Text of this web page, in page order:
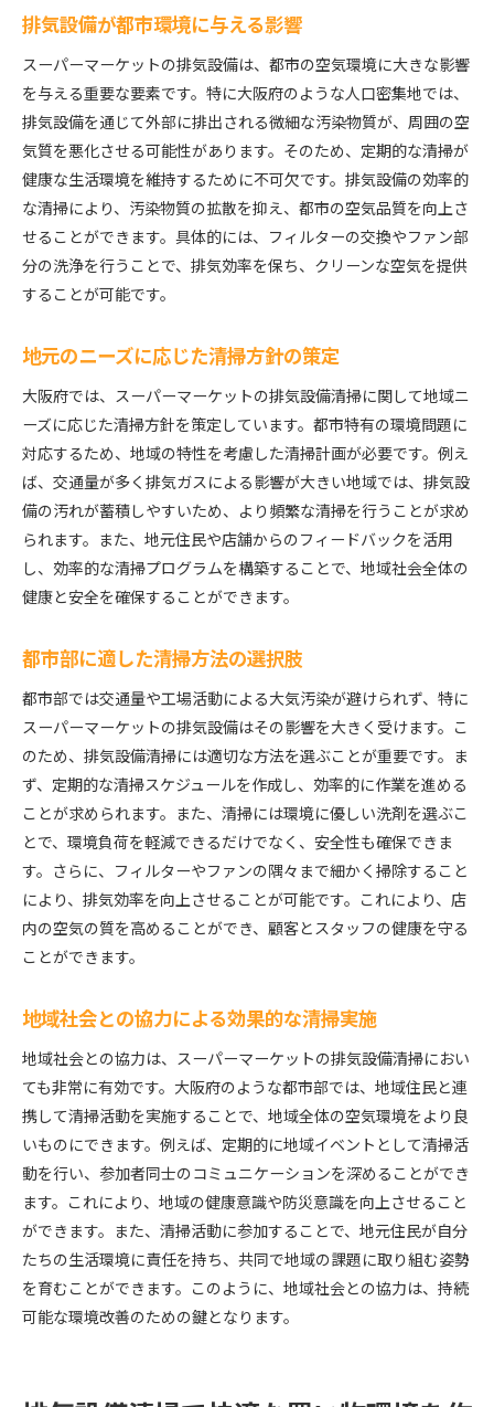
排気設備が都市環境に与える影響
スーパーマーケットの排気設備は、都市の空気環境に大きな影響
を与える重要な要素です。特に大阪府のような人口密集地では、
排気設備を通じて外部に排出される微細な汚染物質が、周囲の空
気質を悪化させる可能性があります。そのため、定期的な清掃が
健康な生活環境を維持するために不可欠です。排気設備の効率的
な清掃により、汚染物質の拡散を抑え、都市の空気品質を向上さ
せることができます。具体的には、フィルターの交換やファン部
分の洗浄を行うことで、排気効率を保ち、クリーンな空気を提供
することが可能です。
地元のニーズに応じた清掃方針の策定
大阪府では、スーパーマーケットの排気設備清掃に関して地域ニ
ーズに応じた清掃方針を策定しています。都市特有の環境問題に
対応するため、地域の特性を考慮した清掃計画が必要です。例え
ば、交通量が多く排気ガスによる影響が大きい地域では、排気設
備の汚れが蓄積しやすいため、より頻繁な清掃を行うことが求め
られます。また、地元住民や店舗からのフィードバックを活用
し、効率的な清掃プログラムを構築することで、地域社会全体の
健康と安全を確保することができます。
都市部に適した清掃方法の選択肢
都市部では交通量や工場活動による大気汚染が避けられず、特に
スーパーマーケットの排気設備はその影響を大きく受けます。こ
のため、排気設備清掃には適切な方法を選ぶことが重要です。ま
ず、定期的な清掃スケジュールを作成し、効率的に作業を進める
ことが求められます。また、清掃には環境に優しい洗剤を選ぶこ
とで、環境負荷を軽減できるだけでなく、安全性も確保できま
す。さらに、フィルターやファンの隅々まで細かく掃除すること
により、排気効率を向上させることが可能です。これにより、店
内の空気の質を高めることができ、顧客とスタッフの健康を守る
ことができます。
地域社会との協力による効果的な清掃実施
地域社会との協力は、スーパーマーケットの排気設備清掃におい
ても非常に有効です。大阪府のような都市部では、地域住民と連
携して清掃活動を実施することで、地域全体の空気環境をより良
いものにできます。例えば、定期的に地域イベントとして清掃活
動を行い、参加者同士のコミュニケーションを深めることができ
ます。これにより、地域の健康意識や防災意識を向上させること
ができます。また、清掃活動に参加することで、地元住民が自分
たちの生活環境に責任を持ち、共同で地域の課題に取り組む姿勢
を育むことができます。このように、地域社会との協力は、持続
可能な環境改善のための鍵となります。